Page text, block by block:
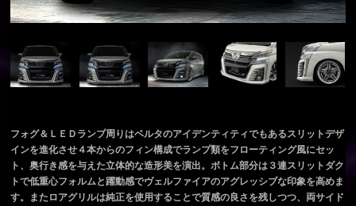
フォグ＆ＬＥＤランプ周りはベルタのアイデンティティでもあるスリットデザ
インを進化させ４本からのフィン構成でランプ類をフローティング風にセッ
ト、奥行き感を与えた立体的な造形美を演出。ボトム部分は３連スリットダク
トで低重心フォルムと躍動感でヴェルファイアのアグレッシブな印象を高めま
す。またロアグリルは純正を使用することで質感の良さを残しつつ、両サイド